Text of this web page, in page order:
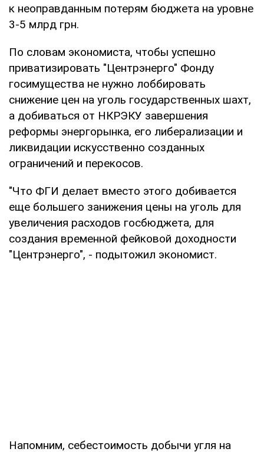
к неоправданным потерям бюджета на уровне
3-5 млрд грн.
По словам экономиста, чтобы успешно
приватизировать "Центрэнерго" Фонду
госимущества не нужно лоббировать
снижение цен на уголь государственных шахт,
а добиваться от НКРЭКУ завершения
реформы энергорынка, его либерализации и
ликвидации искусственно созданных
ограничений и перекосов.
"Что ФГИ делает вместо этого добивается
еще большего занижения цены на уголь для
увеличения расходов госбюджета, для
создания временной фейковой доходности
"Центрэнерго", - подытожил экономист.
Напомним, себестоимость добычи угля на